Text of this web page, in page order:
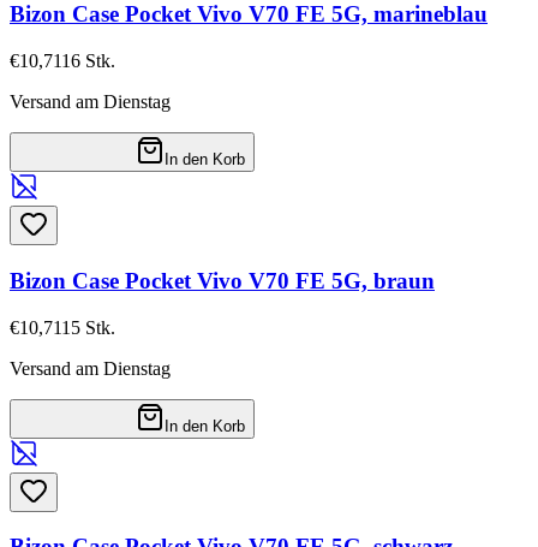
Bizon Case Pocket Vivo V70 FE 5G, marineblau
€10,7116 Stk.
Versand am Dienstag
In den Korb
Bizon Case Pocket Vivo V70 FE 5G, braun
€10,7115 Stk.
Versand am Dienstag
In den Korb